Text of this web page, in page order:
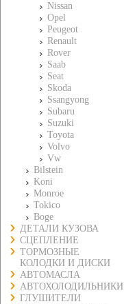
Nissan
Opel
Peugeot
Renault
Rover
Saab
Seat
Skoda
Ssangyong
Subaru
Suzuki
Toyota
Volvo
Vw
Bilstein
Koni
Monroe
Tokico
Boge
ДЕТАЛИ КУЗОВА
СЦЕПЛЕНИЕ
ТОРМОЗНЫЕ
КОЛОДКИ И ДИСКИ
АВТОМАСЛА
АВТОХОЛОДИЛЬНИКИ
ГЛУШИТЕЛИ